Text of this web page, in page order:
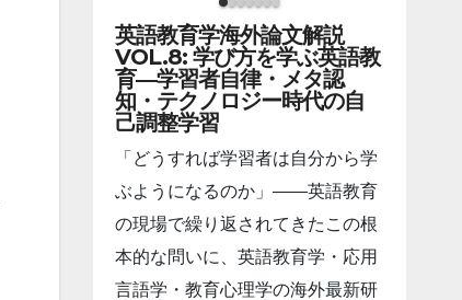
英語教育学海外論文解説
VOL.8: 学び方を学ぶ英語教
育―学習者自律・メタ認
知・テクノロジー時代の自
己調整学習
「どうすれば学習者は自分から学
ぶようになるのか」――英語教育
の現場で繰り返されてきたこの根
本的な問いに、英語教育学・応用
言語学・教育心理学の海外最新研